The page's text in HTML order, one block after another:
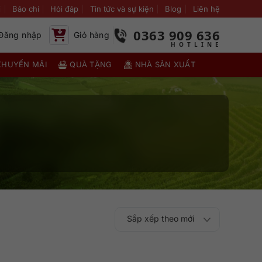
Báo chí Hỏi đáp Tin tức và sự kiện Blog Liên hệ
nhập Giỏ hàng 0363 909 636
MÃI QUÀ TẶNG NHÀ SẢN XUẤT
Sắp xếp theo
Sắp xếp theo mới